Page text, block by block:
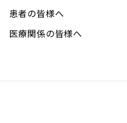
患者の皆様へ
医療関係の皆様へ